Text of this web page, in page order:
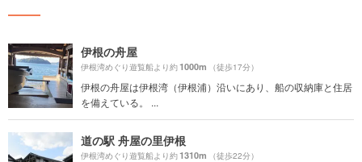
伊根の舟屋
伊根湾めぐり遊覧船より約1000m （徒歩17分）
伊根の舟屋は伊根湾（伊根浦）沿いにあり、船の収納庫と住居
を備えている。 ...
道の駅 舟屋の里伊根
伊根湾めぐり遊覧船より約1310m （徒歩22分）